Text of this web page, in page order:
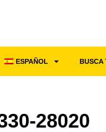
ESPAÑOL BUSCA
28020